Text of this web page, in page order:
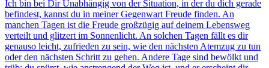
Ich bin bei Dir Unabhängig von der Situation, in der du dich gerade
befindest, kannst du in meiner Gegenwart Freude finden. An
manchen Tagen ist die Freude großzügig auf deinem Lebensweg
verteilt und glitzert im Sonnenlicht. An solchen Tagen fällt es dir
genauso leicht, zufrieden zu sein, wie den nächsten Atemzug zu tun
oder den nächsten Schritt zu gehen. Andere Tage sind bewölkt und